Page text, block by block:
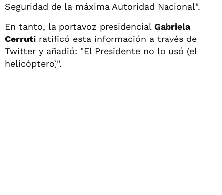
Seguridad de la máxima Autoridad Nacional".
En tanto, la portavoz presidencial Gabriela
Cerruti ratificó esta información a través de
Twitter y añadió: "El Presidente no lo usó (el
helicóptero)".